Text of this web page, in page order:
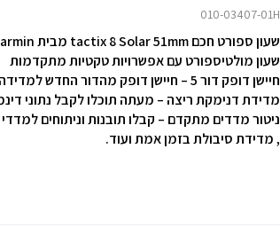
010-03407-01H
שעון ספורט חכם tactix 8 Solar 51mm
מבית Garmin
שעון מולטיספורט עם אפשרויות טקטיות מתקדמות
חיישן דופק דור 5 – חיישן דופק מהדור החדש למדידה מדוייקת ויעילה יותר
מדידת דנימקת ריצה – מעתה תוכלו לקבל נתוני
, מדידת סיבולת בזמן אמת ועוד.